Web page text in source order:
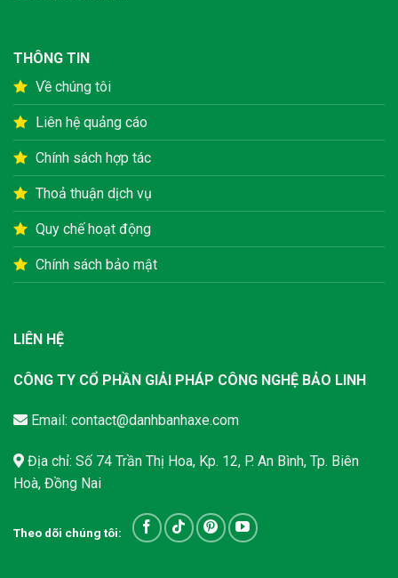
THÔNG TIN
Về chúng tôi
Liên hệ quảng cáo
Chính sách hợp tác
Thoả thuận dịch vụ
Quy chế hoạt động
Chính sách bảo mật
LIÊN HỆ
CÔNG TY CỔ PHẦN GIẢI PHÁP CÔNG NGHỆ BẢO LINH
Email: contact@danhbanhaxe.com
Địa chỉ: Số 74 Trần Thị Hoa, Kp. 12, P. An Bình, Tp. Biên
Hoà, Đồng Nai
Theo dõi chúng tôi: